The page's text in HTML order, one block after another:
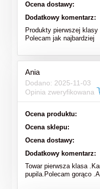
Ocena dostawy:
Dodatkowy komentarz:
Produkty pierwszej
Polecam jak najbardziej
Ania
Dodano: 2025-11-03
Opinia zweryfikowana
Ocena produktu:
Ocena sklepu:
Ocena dostawy:
Dodatkowy komentarz:
Towar pierwsza klasa
pupila.Polecam gorąco